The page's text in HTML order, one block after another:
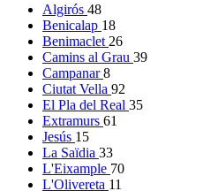
Algirós 48
Benicalap 18
Benimaclet 26
Camins al Grau 39
Campanar8
Ciutat Vella 92
El Pla del Real 35
Extramurs 61
Jesús 15
La Saïdia 33
L'Eixample 70
L'Olivereta 11